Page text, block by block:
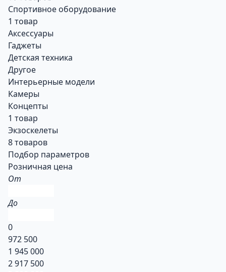
Спортивное оборудование
1 товар
Аксессуары
Гаджеты
Детская техника
Другое
Интерьерные модели
Камеры
Концепты
1 товар
Экзоскелеты
8 товаров
Подбор параметров
Розничная цена
От
До
0
972 500
1 945 000
2 917 500